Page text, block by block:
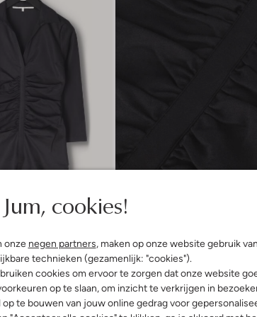
Jum, cookies!
onze negen partners, maken op onze website gebruik
technieken (gezamenlijk: "cookies").
cookies om ervoor te zorgen dat onze website
op te slaan, om inzicht te verkrijgen in
op te bouwen van jouw online gedrag voor
Product informatie